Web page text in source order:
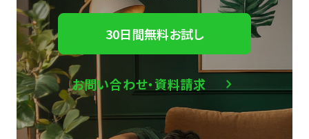
30日間無料お試し
お問い合わせ・資料請求